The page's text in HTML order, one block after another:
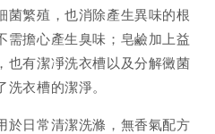
菌繁殖，也消除產生異味的根
需擔心產生臭味；皂鹼加上益
也有潔凈洗衣槽以及分解黴菌
衣槽的潔淨。
於日常清潔洗滌，無香氣配方